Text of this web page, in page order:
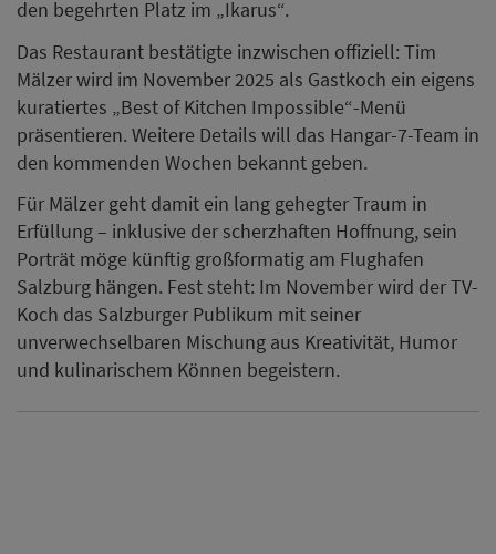
den begehrten Platz im „Ikarus“.
Das Restaurant bestätigte inzwischen offiziell: Tim
Mälzer wird im November 2025 als Gastkoch ein eigens
kuratiertes „Best of Kitchen Impossible“-Menü
präsentieren. Weitere Details will das Hangar-7-Team in
den kommenden Wochen bekannt geben.
Für Mälzer geht damit ein lang gehegter Traum in
Erfüllung – inklusive der scherzhaften Hoffnung, sein
Porträt möge künftig großformatig am Flughafen
Salzburg hängen. Fest steht: Im November wird der TV-
Koch das Salzburger Publikum mit seiner
unverwechselbaren Mischung aus Kreativität, Humor
und kulinarischem Können begeistern.